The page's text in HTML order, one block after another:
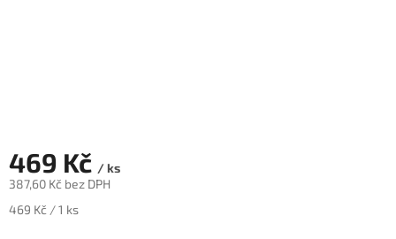
Přihlášení
469 Kč / ks
387,60 Kč bez DPH
Měrná
469 Kč / 1 ks